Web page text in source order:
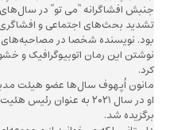
جنبش افشاگرانه “می تو” در
تشدید بحث‌های اجتماعی و افشاگری
بود. نویسنده شخصا در
نوشتن این رمان اتوبیوگرافیک
کرد.
مانون اُپهوف سال‌‌ها عضو هیئت
او در سال ۲۰۲۱ به عنوان
برگزیده شد.